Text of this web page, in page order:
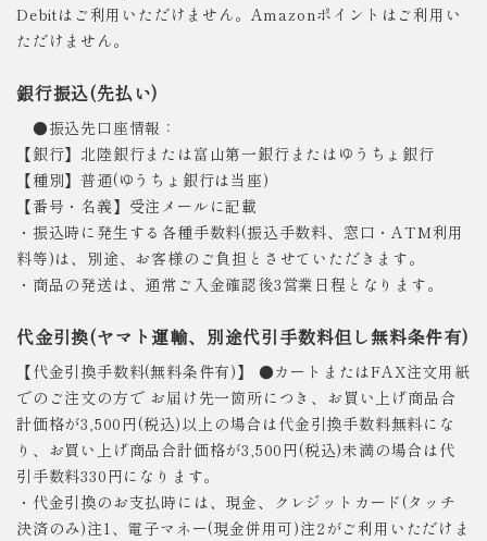
Debitはご利用いただけません。Amazonポイントはご利用い
ただけません。
銀行振込(先払い)
●振込先口座情報：
【銀行】北陸銀行または富山第一銀行またはゆうちょ銀行
【種別】普通(ゆうちょ銀行は当座)
【番号・名義】受注メールに記載
・振込時に発生する各種手数料(振込手数料、窓口・ATM利用
料等)は、別途、お客様のご負担とさせていただきます。
・商品の発送は、通常ご入金確認後3営業日程となります。
代金引換(ヤマト運輸、別途代引手数料但し無料条件有)
【代金引換手数料(無料条件有)】 ●カートまたはFAX注文用紙
でのご注文の方で お届け先一箇所につき、お買い上げ商品合
計価格が3,500円(税込)以上の場合は代金引換手数料無料にな
り、お買い上げ商品合計価格が3,500円(税込)未満の場合は代
引手数料330円になります。
・代金引換のお支払時には、現金、クレジットカード(タッチ
決済のみ)注1、電子マネー(現金併用可)注2がご利用いただけま